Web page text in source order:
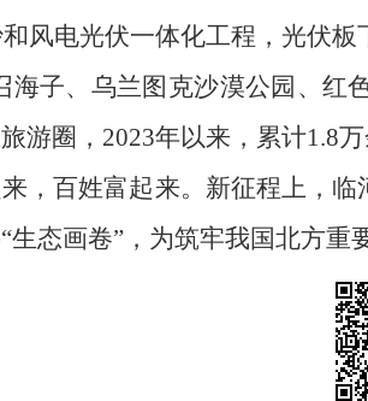
风电光伏一体化工程，光伏
海子、乌兰图克沙漠公园、
游圈，2023年以来，累计1.8万
，百姓富起来。新征程上，
态画卷”，为筑牢我国北方重